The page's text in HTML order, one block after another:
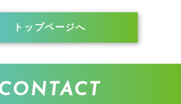
トップページへ